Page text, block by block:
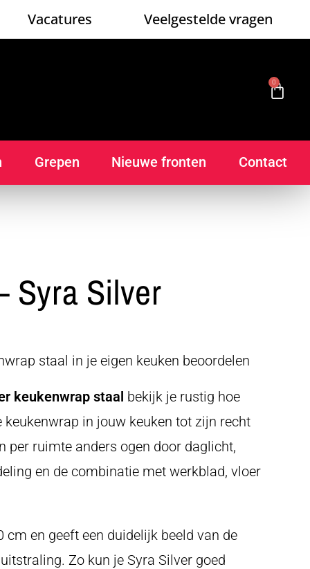
Vacatures Veelgestelde vragen
0
Grepen Nieuwe fronten Contact
Syra Silver
staal in je eigen keuken beoordelen
keukenwrap staal bekijk je rustig hoe
keukenwrap in jouw keuken tot zijn recht
per ruimte anders ogen door daglicht,
en de combinatie met werkblad, vloer
cm en geeft een duidelijk beeld van de
Zo kun je Syra Silver goed